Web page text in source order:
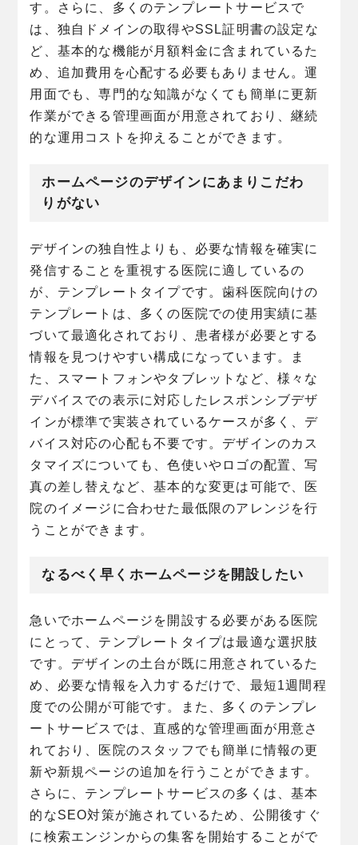
す。さらに、多くのテンプレートサービスで
は、独自ドメインの取得やSSL証明書の設定な
ど、基本的な機能が月額料金に含まれているた
め、追加費用を心配する必要もありません。運
用面でも、専門的な知識がなくても簡単に更新
作業ができる管理画面が用意されており、継続
的な運用コストを抑えることができます。
ホームページのデザインにあまりこだわ
りがない
デザインの独自性よりも、必要な情報を確実に
発信することを重視する医院に適しているの
が、テンプレートタイプです。歯科医院向けの
テンプレートは、多くの医院での使用実績に基
づいて最適化されており、患者様が必要とする
情報を見つけやすい構成になっています。ま
た、スマートフォンやタブレットなど、様々な
デバイスでの表示に対応したレスポンシブデザ
インが標準で実装されているケースが多く、デ
バイス対応の心配も不要です。デザインのカス
タマイズについても、色使いやロゴの配置、写
真の差し替えなど、基本的な変更は可能で、医
院のイメージに合わせた最低限のアレンジを行
うことができます。
なるべく早くホームページを開設したい
急いでホームページを開設する必要がある医院
にとって、テンプレートタイプは最適な選択肢
です。デザインの土台が既に用意されているた
め、必要な情報を入力するだけで、最短1週間程
度での公開が可能です。また、多くのテンプレ
ートサービスでは、直感的な管理画面が用意さ
れており、医院のスタッフでも簡単に情報の更
新や新規ページの追加を行うことができます。
さらに、テンプレートサービスの多くは、基本
的なSEO対策が施されているため、公開後すぐ
に検索エンジンからの集客を開始することがで